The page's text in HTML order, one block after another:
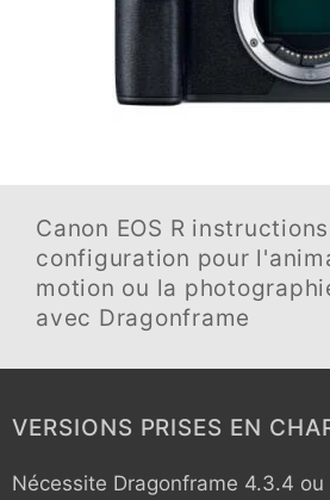
Canon EOS R
configuration pour
motion ou la
avec Dragonframe
VERSIONS PRISES EN
Nécessite Dragonframe 4.3.4